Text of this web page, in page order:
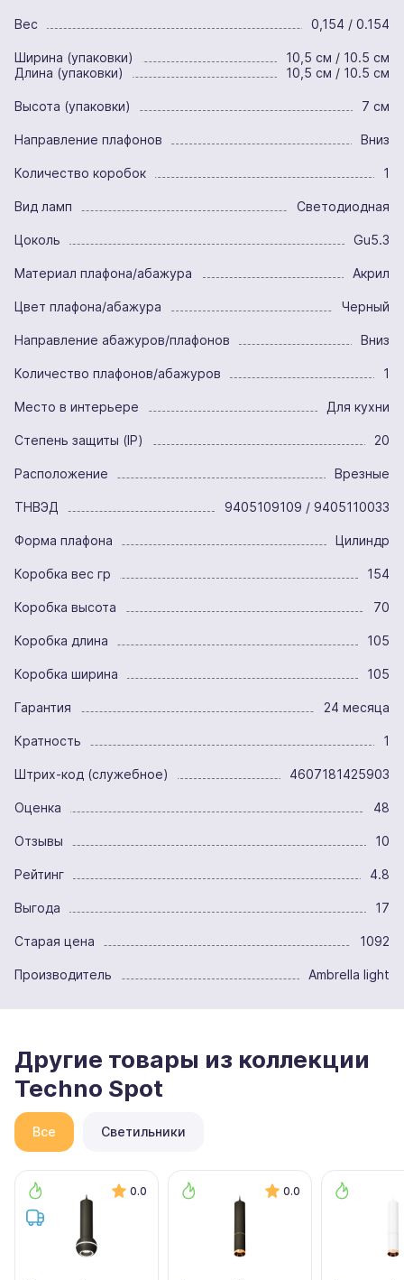
Вес 0,154 / 0.154
Ширина (упаковки)
10,5 см / 10.5 см
Длина (упаковки)
10,5 см / 10.5 см
Высота (упаковки) 7 см
Направление плафонов Вниз
Количество коробок 1
Вид ламп Светодиодная
Цоколь Gu5.3
Материал плафона/абажура Акрил
Цвет плафона/абажура Черный
Направление абажуров/плафонов Вниз
Количество плафонов/абажуров 1
Место в интерьере Для кухни
Степень защиты (IP) 20
Расположение Врезные
ТНВЭД 9405109109 / 9405110033
Форма плафона Цилиндр
Коробка вес гр 154
Коробка высота 70
Коробка длина 105
Коробка ширина 105
Гарантия 24 месяца
Кратность 1
Штрих-код (служебное) 4607181425903
Оценка 48
Отзывы 10
Рейтинг 4.8
Выгода 17
Старая цена 1092
Производитель Ambrella light
Другие товары из коллекции
Techno Spot
Все Светильники
0.0 0.0